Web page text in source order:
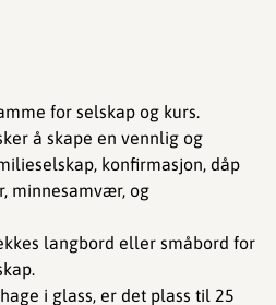
for selskap og kurs.
å skape en vennlig og
konfirmasjon, dåp
minnesamvær, og
langbord eller småbord for
i glass, er det plass til 25